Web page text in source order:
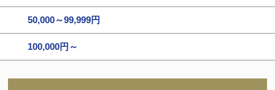
50,000～99,999円
100,000円～